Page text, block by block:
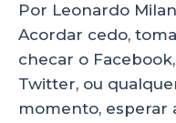
Por Leonardo
Acordar cedo,
checar o
Twitter, ou
momento, esperar